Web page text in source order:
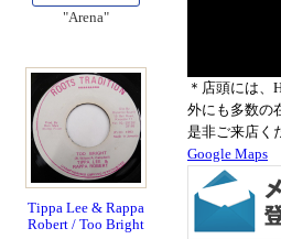
"Arena"
Tippa Lee & Rappa
Robert / Too Bright
＊店頭には、
外にも多数の
是非ご来店く
Google Maps